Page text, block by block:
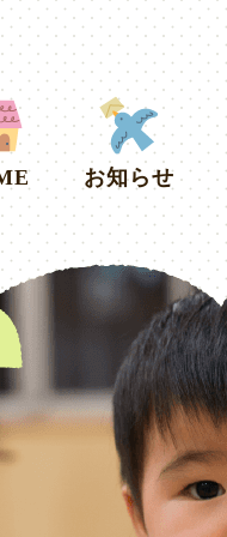
お知らせ